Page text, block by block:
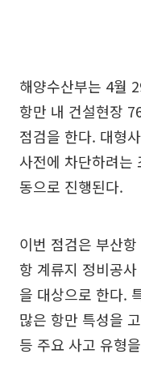
해양수산부는 4월
항만 내 건설현장
점검을 한다. 대형
사전에 차단하려는
동으로 진행된다.
이번 점검은 부산
항 계류지 정비공
을 대상으로 한다.
많은 항만 특성을
등 주요 사고 유형